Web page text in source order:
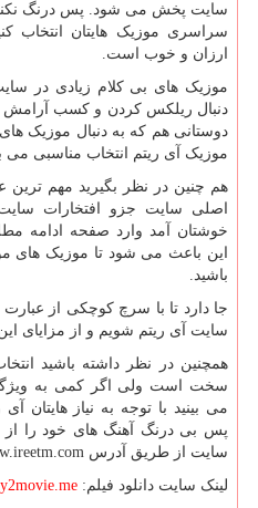
سایت پخش می شود. پس درنگ
سراسری موزیک هایتان انتخاب
ارزان و خوب است.
موزیک های بی کلام زیادی در
دنبال ریلکس کردن و کسب آرامش
دوستانی هم که به دنبال موزیک
موزیک آی ریتم انتخاب مناسبی می
هم چنین در نظر بگیرید مهم
اصلی سایت جزو افتخارات
خوشتان آمد وارد صفحه ادامه
این باعث می شود تا موزیک های
باشید.
جا دارد تا با سرچ کوچکی از
سایت آی ریتم شویم و از مزایای
همچنین در نظر داشته باشید
سخت است ولی اگر کمی به
می بینید با توجه به نیاز هایتان
پس بی درنگ آهنگ های خود را از
سایت از طریق آدرس
لینک سایت دانلود فیلم: